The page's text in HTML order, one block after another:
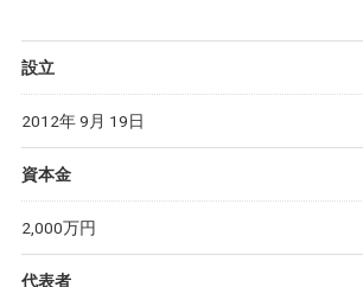
設立
2012年 9月 19日
資本金
2,000万円
代表者